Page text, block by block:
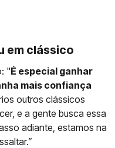
em clássico
"É especial ganhar
mais confiança
outros clássicos
e a gente busca essa
adiante, estamos na